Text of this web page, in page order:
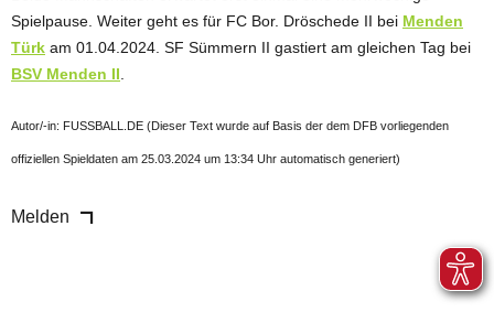
Spielpause. Weiter geht es für FC Bor. Dröschede II bei Menden
Türk am 01.04.2024. SF Sümmern II gastiert am gleichen Tag bei
BSV Menden II
Autor/-in: FUSSBALL.DE (Dieser Text wurde auf Basis der dem DFB vorliegenden
offiziellen Spieldaten am 25.03.2024 um 13:34 Uhr automatisch generiert)
Melden